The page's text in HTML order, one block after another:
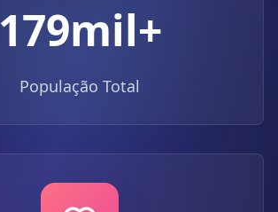
179mil+
População Total